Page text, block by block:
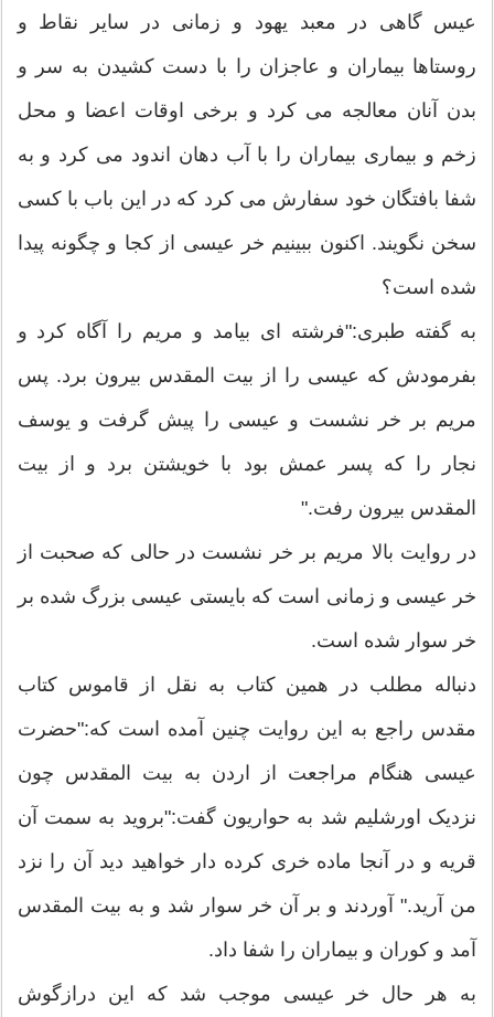
عیس گاهی در معبد یهود و زمانی در سایر نقاط و
روستاها بیماران و عاجزان را با دست کشیدن به سر و
بدن آنان معالجه می کرد و برخی اوقات اعضا و محل
زخم و بیماری بیماران را با آب دهان اندود می کرد و به
شفا بافتگان خود سفارش می کرد که در این باب با کسی
سخن نگویند. اکنون ببینیم خر عیسی از کجا و چگونه پیدا
شده است؟
به گفته طبری:"فرشته ای بیامد و مریم را آگاه کرد و
بفرمودش که عیسی را از بیت المقدس بیرون برد. پس
مریم بر خر نشست و عیسی را پیش گرفت و یوسف
نجار را که پسر عمش بود با خویشتن برد و از بیت
المقدس بیرون رفت."
در روایت بالا مریم بر خر نشست در حالی که صحبت از
خر عیسی و زمانی است که بایستی عیسی بزرگ شده بر
خر سوار شده است.
دنباله مطلب در همین کتاب به نقل از قاموس کتاب
مقدس راجع به این روایت چنین آمده است که:"حضرت
عیسی هنگام مراجعت از اردن به بیت المقدس چون
نزدیک اورشلیم شد به حواریون گفت:"بروید به سمت آن
قریه و در آنجا ماده خری کرده دار خواهید دید آن را نزد
من آرید." آوردند و بر آن خر سوار شد و به بیت المقدس
آمد و کوران و بیماران را شفا داد.
به هر حال خر عیسی موجب شد که این درازگوش